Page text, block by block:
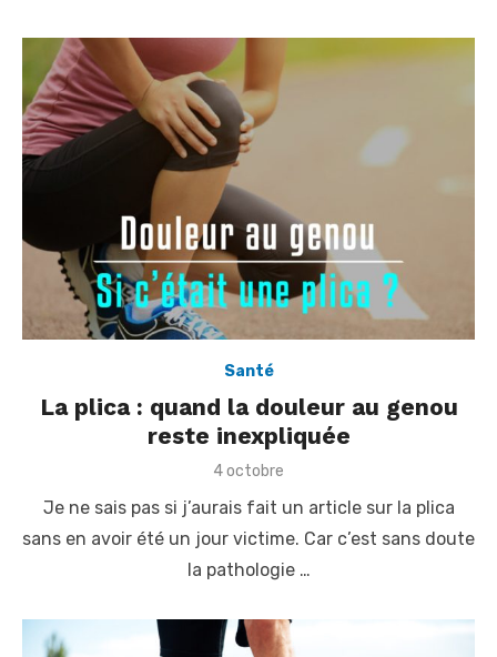
Santé
La plica : quand la douleur au genou
reste inexpliquée
P
s
e
d
4 octobre
Je ne sais pas si j’aurais fait un article sur la plica
sans en avoir été un jour victime. Car c’est sans doute
la pathologie …